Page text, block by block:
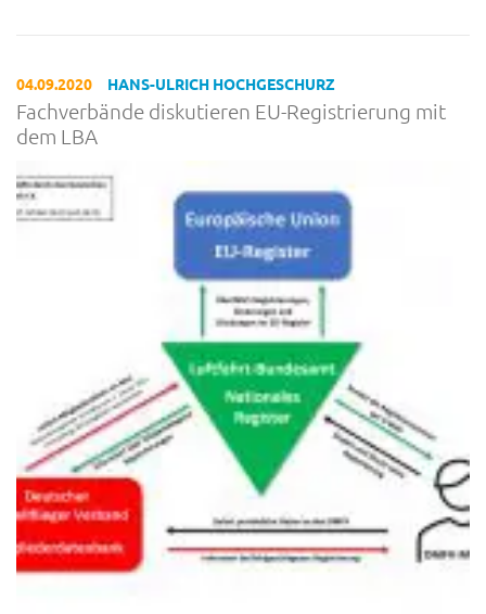
04.09.2020 HANS-ULRICH HOCHGESCHURZ
Fachverbände diskutieren EU-Registrierung mit
dem LBA